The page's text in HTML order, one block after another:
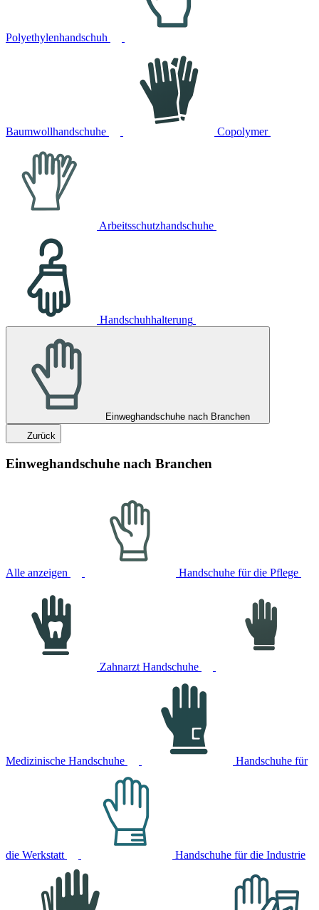
Polyethylenhandschuh
Baumwollhandschuhe Copolymer
Arbeitsschutzhandschuhe
Handschuhhalterung
Einweghandschuhe nach Branchen
Zurück
Einweghandschuhe nach Branchen
Alle anzeigen Handschuhe für die Pflege
Zahnarzt Handschuhe
Medizinische Handschuhe Handschuhe für
die Werkstatt Handschuhe für die Industrie